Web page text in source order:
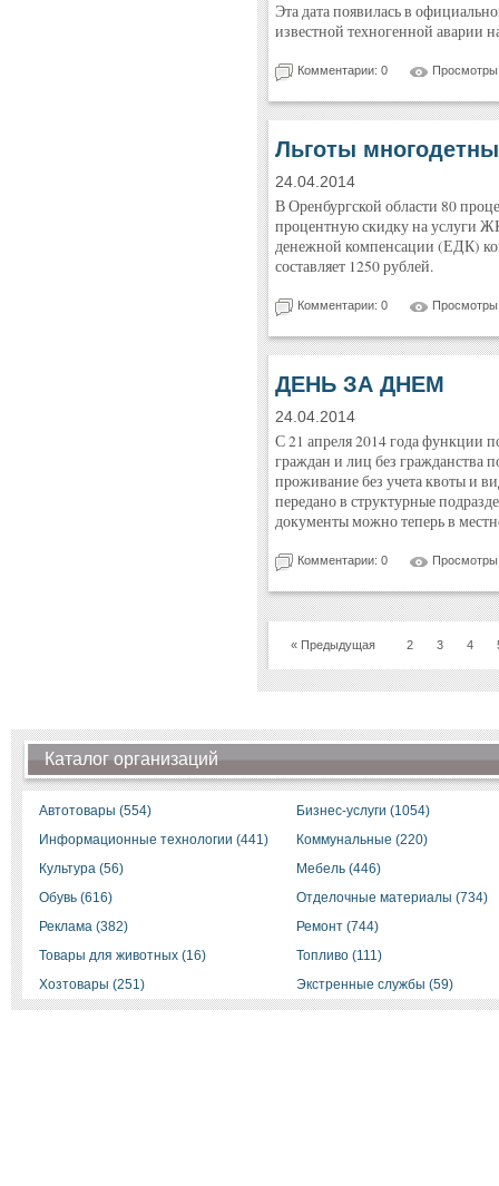
Эта дата появилась в
известной техногенной аварии
Комментарии: 0
Льготы
24.04.2014
В Оренбургской области 80
процентную скидку на услуги
денежной компенсации (ЕДК)
составляет 1250 рублей.
Комментарии: 0
ДЕНЬ ЗА ДНЕМ
24.04.2014
С 21 апреля 2014 года функции
граждан и лиц без гражданства
проживание без учета квоты и
передано в структурные
документы можно теперь в
Комментарии: 0
« Предыдущая 2 3 4
Каталог организаций
Автотовары (554)
Бизнес-услуги (1054)
Информационные технологии (441)
Коммунальные (220)
Культура (56)
Мебель (446)
Обувь (616)
Отделочные материалы (734)
Реклама (382)
Ремонт (744)
Товары для животных (16)
Топливо (111)
Хозтовары (251)
Экстренные службы (59)